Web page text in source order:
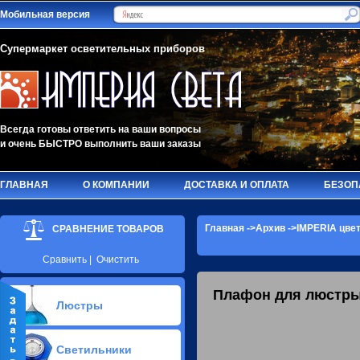
Мобильная версия
Супермаркет осветительных приборов
Всегда готовы ответить на ваши вопросы
и очень БЫСТРО выполнить ваши заказы
ГЛАВНАЯ О КОМПАНИИ ДОСТАВКА И ОПЛАТА
Главная ->Архив ->IMPERIA
Плафон для
СРАВНЕНИЕ ТОВАРОВ
Сравнить Очистить
Люстры
Припотолочные люстры(624)
Потолочные люстры Led(65)
Светильники